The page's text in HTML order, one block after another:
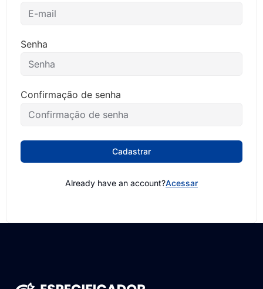
Senha
Confirmação de senha
Cadastrar
Already have an account?Acessar